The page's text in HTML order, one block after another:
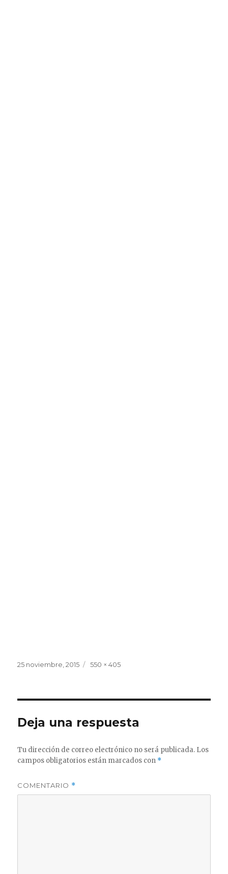
Publicado
25 noviembre, 2015
Tamaño
550 × 405
Deja una respuesta
Tu dirección de correo electrónico no será publicada. Los
campos obligatorios están marcados con *
COMENTARIO *